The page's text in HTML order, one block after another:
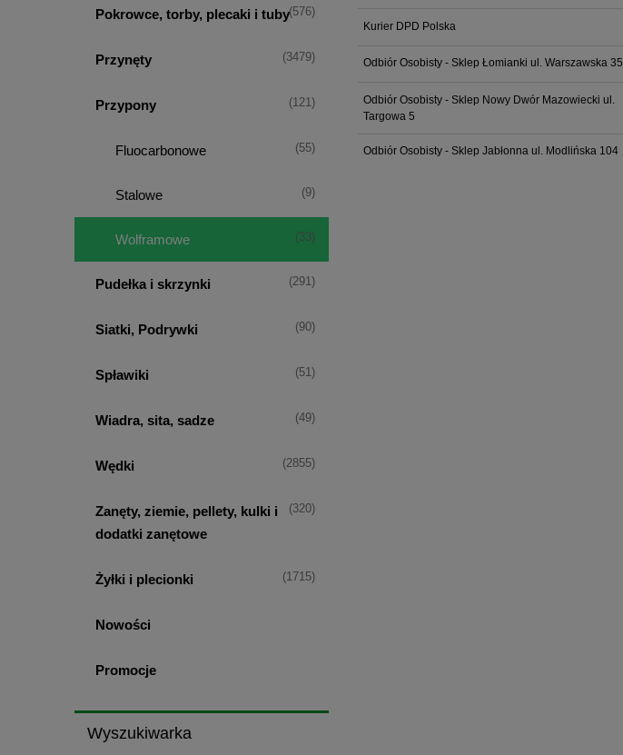
Pokrowce, torby, plecaki i tuby(576)
Przynęty (3479)
Przypony (121)
Fluocarbonowe (55)
Stalowe (9)
Wolframowe (33)
Pudełka i skrzynki (291)
Siatki, Podrywki (90)
Spławiki (51)
Wiadra, sita, sadze (49)
Wędki (2855)
Zanęty, ziemie, pellety, kulki i
dodatki zanętowe
(320)
Żyłki i plecionki (1715)
Nowości
Promocje
Wyszukiwarka
Kurier DPD Polska
Odbiór Osobisty - Sklep Łomianki ul. Warszawska 35
Odbiór Osobisty - Sklep Nowy Dwór Mazowiecki ul.
Targowa 5
Odbiór Osobisty - Sklep Jabłonna ul. Modlińska 104